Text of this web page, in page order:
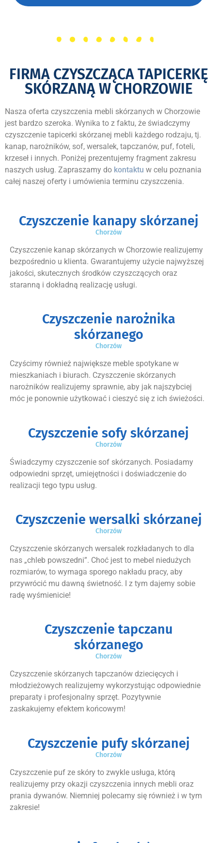
FIRMA CZYSZCZĄCA TAPICERKĘ
SKÓRZANĄ W CHORZOWIE
Nasza oferta czyszczenia mebli skórzanych w Chorzowie
jest bardzo szeroka. Wynika to z faktu, że świadczymy
czyszczenie tapicerki skórzanej mebli każdego rodzaju, tj.
kanap, narożników, sof, wersalek, tapczanów, puf, foteli,
krzeseł i innych. Poniżej prezentujemy fragment zakresu
naszych usług. Zapraszamy do kontaktu w celu poznania
całej naszej oferty i umówienia terminu czyszczenia.
Czyszczenie kanapy skórzanej
Chorzów
Czyszczenie kanap skórzanych w Chorzowie realizujemy
bezpośrednio u klienta. Gwarantujemy użycie najwyższej
jakości, skutecznych środków czyszczących oraz
staranną i dokładną realizację usługi.
Czyszczenie narożnika
skórzanego
Chorzów
Czyścimy również największe meble spotykane w
mieszkaniach i biurach. Czyszczenie skórzanych
narożników realizujemy sprawnie, aby jak najszybciej
móc je ponownie użytkować i cieszyć się z ich świeżości.
Czyszczenie sofy skórzanej
Chorzów
Świadczymy czyszczenie sof skórzanych. Posiadamy
odpowiedni sprzęt, umiejętności i doświadczenie do
realizacji tego typu usług.
Czyszczenie wersalki skórzanej
Chorzów
Czyszczenie skórzanych wersalek rozkładanych to dla
nas „chleb powszedni”. Choć jest to mebel niedużych
rozmiarów, to wymaga sporego nakładu pracy, aby
przywrócić mu dawną świetność. I z tym dajemy sobie
radę wyśmienicie!
Czyszczenie tapczanu
skórzanego
Chorzów
Czyszczenie skórzanych tapczanów dziecięcych i
młodzieżowych realizujemy wykorzystując odpowiednie
preparaty i profesjonalny sprzęt. Pozytywnie
zaskakujemy efektem końcowym!
Czyszczenie pufy skórzanej
Chorzów
Czyszczenie puf ze skóry to zwykle usługa, którą
realizujemy przy okazji czyszczenia innych mebli oraz
prania dywanów. Niemniej polecamy się również i w tym
zakresie!